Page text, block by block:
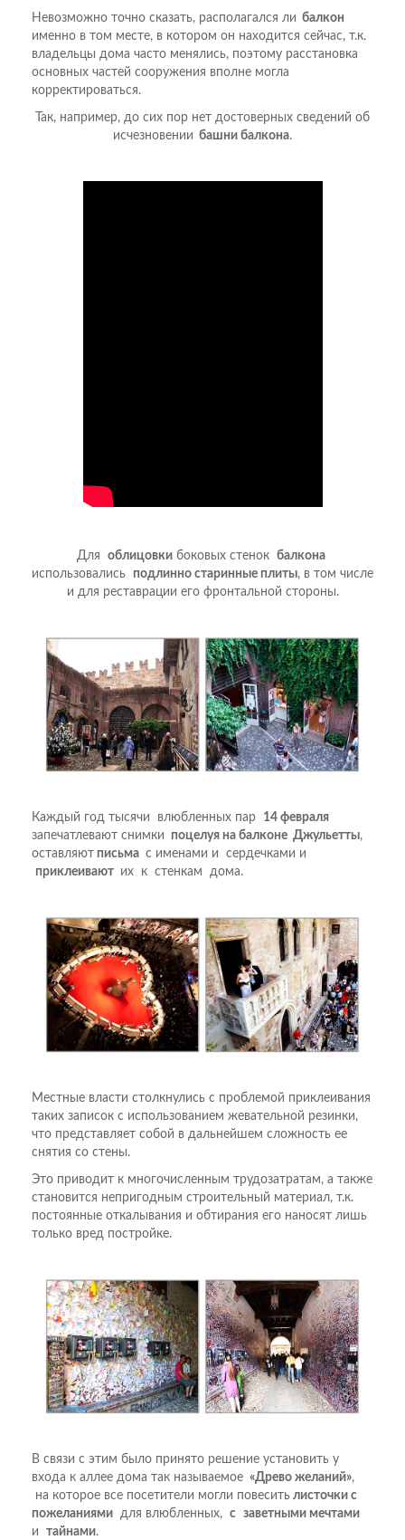
Невозможно точно сказать, располагался ли балкон
именно в том месте, в котором он находится сейчас, т.к.
владельцы дома часто менялись, поэтому расстановка
основных частей сооружения вполне могла
корректироваться.
Так, например, до сих пор нет достоверных сведений об
исчезновении башни балкона.
Для облицовкибоковых стенок балкона
использовались подлинно старинные плиты, в том числе
и для реставрации его фронтальной стороны.
Каждый год тысячи влюбленных пар 14 февраля
запечатлевают снимки
поцелуя на балконе Джульетты,
оставляют письма с именами и сердечками и
приклеивают их к стенкам дома.
Местные власти столкнулись с проблемой приклеивания
таких записок с использованием жевательной резинки,
что представляет собой в дальнейшем сложность ее
снятия со стены.
Это приводит к многочисленным трудозатратам, а также
становится непригодным строительный материал, т.к.
постоянные откалывания и обтирания его наносят лишь
только вред постройке.
В связи с этим было принято решение установить у
входа к аллее дома так называемое «Древо желаний»,
на которое все посетители могли повесить листочки с
пожеланиями для влюбленных, с заветными мечтами
и тайнами.